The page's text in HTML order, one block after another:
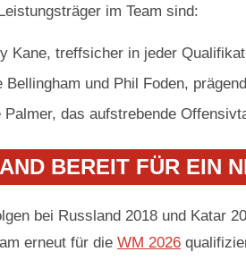
im Team sind:
Kane, treffsicher in jeder
Bellingham und Phil Foden,
Palmer, das aufstrebende
BEREIT FÜR EIN
bei Russland 2018 und Katar
erneut für dieWM 2026